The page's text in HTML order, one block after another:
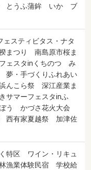
とうふ蒲鉾 いか ブ
スティビタス・ナタ
まつり 南島原市桜ま
ェスタinくちのつ み
夢・手づくりふれあい
んこら祭 深江産業ま
サマーフェスタinふ
う かづさ花火大会
西有家夏越祭 加津佐
特区 ワイン・リキュ
漁業体験民宿 学校給